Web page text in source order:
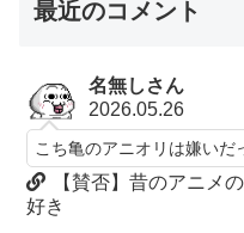
最近のコメント
名無しさん
2026.05.26
こち亀のアニオリは嫌いだ
【賛否】昔のアニメ
好き